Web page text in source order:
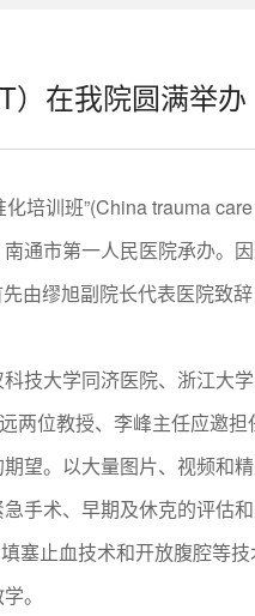
）在我院圆满举办
训班”(China trauma care
通市第一人民医院承办。
由缪旭副院长代表医院致
大学同济医院、浙江大学
两位教授、李峰主任应邀担
望。以大量图片、视频和
手术、早期及休克的评估
塞止血技术和开放腹腔等
。